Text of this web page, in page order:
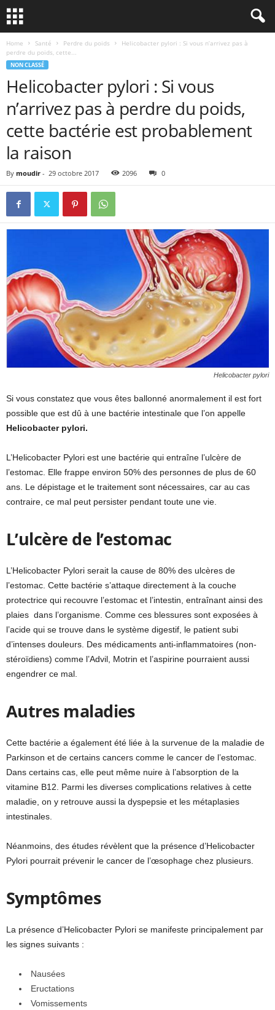
Home Santé Perdre du poids
Helicobacter pylori : Si vous n’arrivez pas à
perdre du poids, cette...
NON CLASSÉ
Helicobacter pylori : Si vous
n’arrivez pas à perdre du poids,
cette bactérie est probablement
la raison
By moudir - 29 octobre 2017 2096 0
Helicobacter pylori
Si vous constatez que vous êtes ballonné anormalement il est fort
possible que est dû à une bactérie intestinale que l’on appelle
Helicobacter pylori.
L’Helicobacter Pylori est une bactérie qui entraîne l’ulcère de
l’estomac. Elle frappe environ 50% des personnes de plus de 60
ans. Le dépistage et le traitement sont nécessaires, car au cas
contraire, ce mal peut persister pendant toute une vie.
L’ulcère de l’estomac
L’Helicobacter Pylori serait la cause de 80% des ulcères de
l’estomac. Cette bactérie s’attaque directement à la couche
protectrice qui recouvre l’estomac et l’intestin, entraînant ainsi des
plaies dans l’organisme. Comme ces blessures sont exposées à
l’acide qui se trouve dans le système digestif, le patient subi
d’intenses douleurs. Des médicaments anti-inflammatoires (non-
stéroïdiens) comme l’Advil, Motrin et l’aspirine pourraient aussi
engendrer ce mal.
Autres maladies
Cette bactérie a également été liée à la survenue de la maladie de
Parkinson et de certains cancers comme le cancer de l’estomac.
Dans certains cas, elle peut même nuire à l’absorption de la
vitamine B12. Parmi les diverses complications relatives à cette
maladie, on y retrouve aussi la dyspepsie et les métaplasies
intestinales.
Néanmoins, des études révèlent que la présence d’Helicobacter
Pylori pourrait prévenir le cancer de l’œsophage chez plusieurs.
Symptômes
La présence d’Helicobacter Pylori se manifeste principalement par
les signes suivants :
Nausées
Eructations
Vomissements